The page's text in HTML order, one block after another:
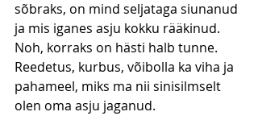
sõbraks, on mind seljataga siunanud
ja mis iganes asju kokku rääkinud.
Noh, korraks on hästi halb tunne.
Reedetus, kurbus, võibolla ka viha ja
pahameel, miks ma nii sinisilmselt
olen oma asju jaganud.